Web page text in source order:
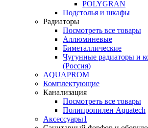
POLYGRAN
Подстолья и шкафы
Радиаторы
Посмотреть все товары
Аллюминевые
Биметаллические
Чугунные радиаторы и
(Россия)
AQUAPROM
Комплектующие
Канализация
Посмотреть все товары
Полипропилен Aquatech
Аксессуары1